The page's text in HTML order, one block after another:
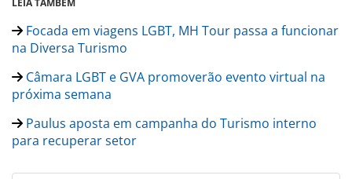
Focada em viagens LGBT, MH Tour passa a funcionar
na Diversa Turismo
Câmara LGBT e GVA promoverão evento virtual na
próxima semana
Paulus aposta em campanha do Turismo interno
para recuperar setor